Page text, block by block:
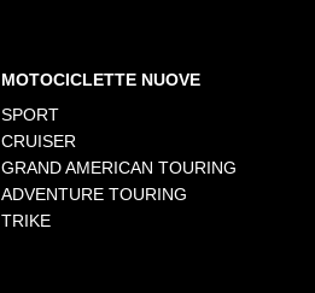
MOTOCICLETTE NUOVE
SPORT
CRUISER
GRAND AMERICAN TOURING
ADVENTURE TOURING
TRIKE